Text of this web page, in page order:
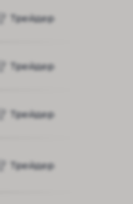
Трейдер
Трейдер
Трейдер
Трейдер